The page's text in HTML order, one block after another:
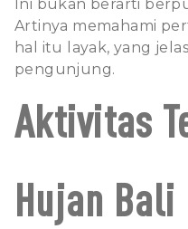
Ini bukan berarti
Artinya memahami
hal itu layak, yang
pengunjung.
Aktivitas
Hujan Bali